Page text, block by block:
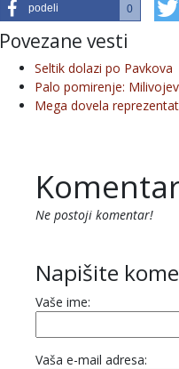
podeli 0
Povezane vesti
Seltik dolazi po Pavkova
Palo pomirenje:
Mega dovela
Ne postoji komentar!
Napišite
Vaše ime:
Vaša e-mail adresa: